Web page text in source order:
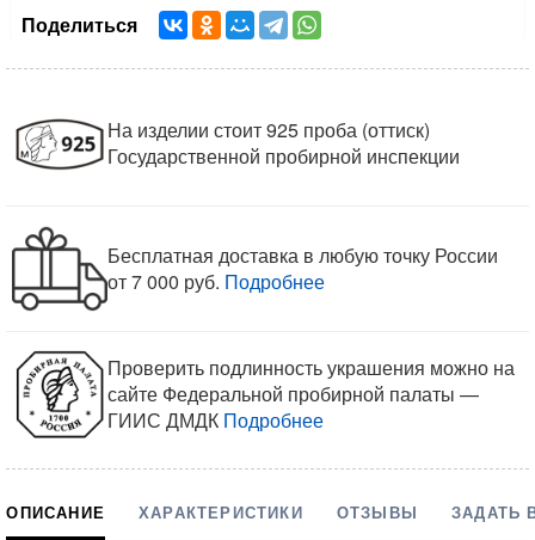
Поделиться
На изделии стоит 925 проба (оттиск)
Государственной пробирной инспекции
Бесплатная доставка в любую точку России
от 7 000 руб. Подробнее
Проверить подлинность украшения можно на
сайте Федеральной пробирной палаты —
ГИИС ДМДК Подробнее
ОПИСАНИЕ ХАРАКТЕРИСТИКИ ОТЗЫВЫ ЗАДАТЬ